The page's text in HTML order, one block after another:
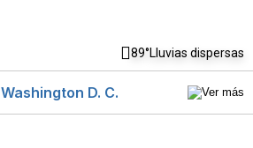
89°Lluvias dispersas
Washington D. C.